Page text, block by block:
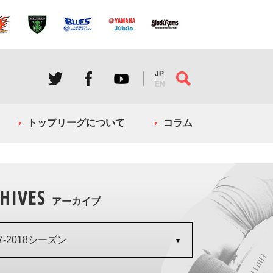
JP
EN
トップリーグについて コラム
アーカイブ
2018シーズン